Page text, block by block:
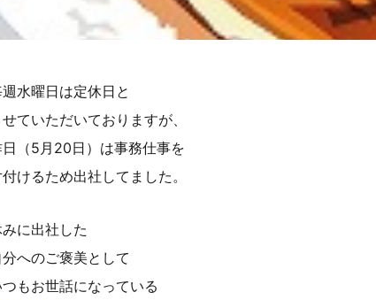
水曜日は定休日と
せていただいておりますが、
日（5月20日）は事務仕事を
付けるため出社してました。
に出社した
分へのご褒美として
つもお世話になっている